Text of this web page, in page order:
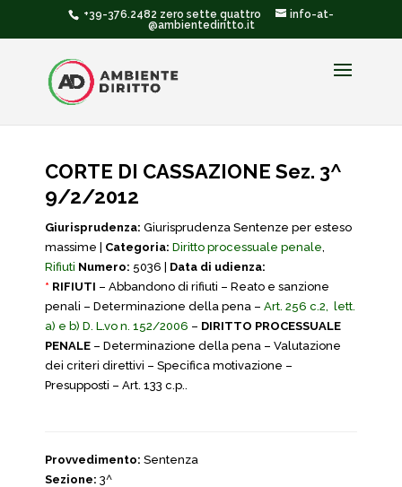
+39-376.2482 zero sette quattro
info-at-
@ambientediritto.it
CORTE DI CASSAZIONE Sez. 3^
9/2/2012
Giurisprudenza: Giurisprudenza Sentenze per esteso
massime | Categoria: Diritto processuale penale,
Rifiuti Numero: 5036 | Data di udienza:
* RIFIUTI – Abbandono di rifiuti – Reato e sanzione
penali – Determinazione della pena – Art. 256 c.2, lett.
a) e b) D. L.vo n. 152/2006 – DIRITTO PROCESSUALE
PENALE – Determinazione della pena – Valutazione
dei criteri direttivi – Specifica motivazione –
Presupposti – Art. 133 c.p..
Provvedimento: Sentenza
Sezione: 3^